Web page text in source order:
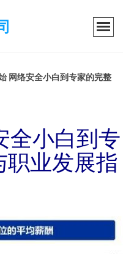
网络安全小白到专家的完整
全小白到专
职业发展指